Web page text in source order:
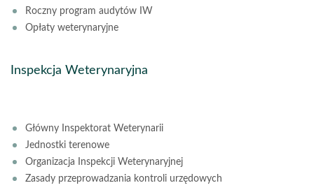
Roczny program audytów IW
Opłaty weterynaryjne
Inspekcja Weterynaryjna
Główny Inspektorat Weterynarii
Jednostki terenowe
Organizacja Inspekcji Weterynaryjnej
Zasady przeprowadzania kontroli urzędowych